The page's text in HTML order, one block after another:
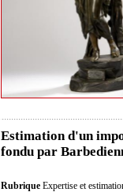
Estimation d'un
fondu par
Rubrique Expertise et